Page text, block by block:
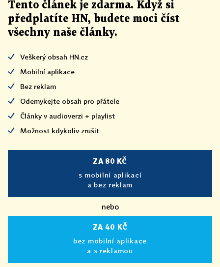
Tento článek je zdarma. Když si
předplatíte HN, budete moci číst
všechny naše články.
Veškerý obsah HN.cz
Mobilní aplikace
Bez reklam
Odemykejte obsah pro přátele
Články v audioverzi + playlist
Možnost kdykoliv zrušit
ZA 80 KČ
s mobilní aplikací
a bez reklam
nebo
ZA 40 KČ
bez mobilní aplikace
a s reklamou